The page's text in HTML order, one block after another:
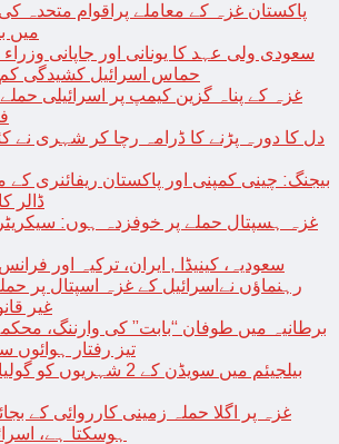
پاکستان غزہ کے معاملے پراقوام متحدہ
میں
سعودی ولی عہد کا یونانی اور جاپانی
حماس اسرائیل کشیدگی کم
دل کا دورہ پڑنے کا ڈرامہ رچا کر شہری نے
بیجنگ: چینی کمپنی اور پاکستان ریفائنری کے
ڈالر
غزہ ہسپتال حملے پر خوفزدہ ہوں:
سعودیہ، کینیڈا , ایران، ترکیہ اور
رہنماؤں نےاسرائیل کے غزہ اسپتال پر
غیر
برطانیہ میں طوفان “بابت” کی وارننگ،
تیز رفتار ہوائوں
بیلجیئم میں سویڈن کے 2
غزہ پر اگلا حملہ زمینی کارروائی کے
ہوسکتا ہے،